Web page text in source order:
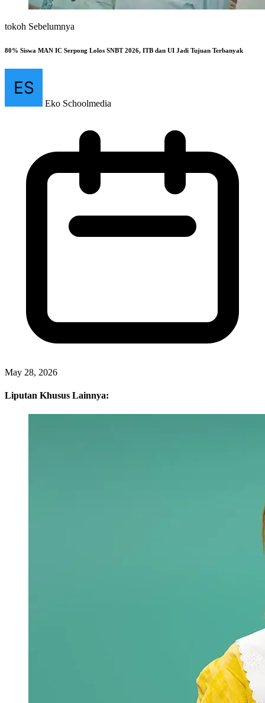
tokoh Sebelumnya
80% Siswa MAN IC Serpong Lolos SNBT 2026, ITB dan UI Jadi Tujuan Terbanyak
Eko Schoolmedia
May 28, 2026
Liputan Khusus Lainnya: